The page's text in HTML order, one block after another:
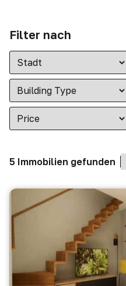
Filter nach
5 Immobilien gefunden